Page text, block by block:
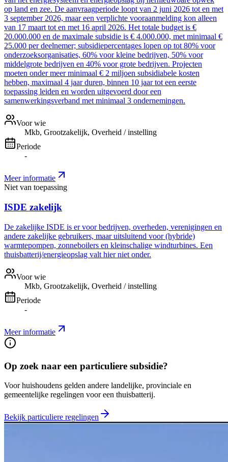
op land en zee. De aanvraagperiode loopt van 2 juni 2026 tot en met
3 september 2026, maar een verplichte vooraanmelding kon alleen
van 17 maart tot en met 16 april 2026. Het totale budget is €
20.000.000 en de maximale subsidie is € 4.000.000, met minimaal €
25.000 per deelnemer; subsidiepercentages lopen op tot 80% voor
onderzoeksorganisaties, 60% voor kleine bedrijven, 50% voor
middelgrote bedrijven en 40% voor grote bedrijven. Projecten
moeten onder meer minimaal € 2 miljoen subsidiabele kosten
hebben, maximaal 4 jaar duren, binnen 10 jaar tot een eerste
toepassing leiden en worden uitgevoerd door een
samenwerkingsverband met minimaal 3 ondernemingen.
Voor wie
Mkb, Grootzakelijk, Overheid / instelling
Periode
-
Meer informatie
Niet van toepassing
ISDE zakelijk
De zakelijke ISDE is er voor bedrijven, overheden, verenigingen en
andere zakelijke gebruikers, maar uitsluitend voor (hybride)
warmtepompen, zonneboilers en kleinschalige windturbines. Een
thuisbatterij/energieopslag valt hier niet onder.
Voor wie
Mkb, Grootzakelijk, Overheid / instelling
Periode
-
Meer informatie
Op zoek naar een particuliere subsidie?
Voor huishoudens gelden andere landelijke, provinciale en
gemeentelijke regelingen voor een thuisbatterij.
Bekijk particuliere regelingen